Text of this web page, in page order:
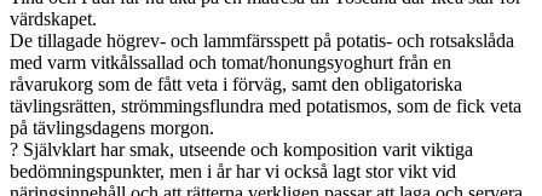
värdskapet.
De tillagade högrev- och lammfärsspett på potatis- och rotsakslåda
med varm vitkålssallad och tomat/honungsyoghurt från en
råvarukorg som de fått veta i förväg, samt den obligatoriska
tävlingsrätten, strömmingsflundra med potatismos, som de fick veta
på tävlingsdagens morgon.
? Självklart har smak, utseende och komposition varit viktiga
bedömningspunkter, men i år har vi också lagt stor vikt vid